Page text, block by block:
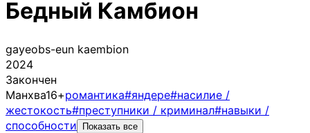
Бедный Камбион
gayeobs-eun kaembion
2024
Закончен
Манхва16+романтика#яндере#насилие /
жестокость#преступники / криминал#навыки /
способности
Показать все